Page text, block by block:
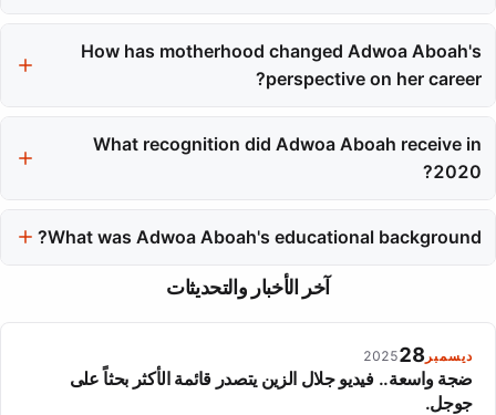
Chanel, and Dior. She has also appeared on various prestigious
runways and magazines, solidifying her status in the fashion
How has motherhood changed Adwoa Aboah's
perspective on her career?
personal career goals to providing for her daughter. She
embraces the challenges of balancing work and family life while
What recognition did Adwoa Aboah receive in
2020?
ranks influential Black British individuals, acknowledging her
What was Adwoa Aboah's educational background?
Adwoa Aboah attended Millfield, a prestigious boarding school,
and earned a bachelor's degree in Modern Drama from Brunel
آخر الأخبار والتحديثات
ديسمبر 28
2025
ضجة واسعة.. فيديو جلال الزين يتصدر قائمة الأكثر بحثاً على
جوجل.